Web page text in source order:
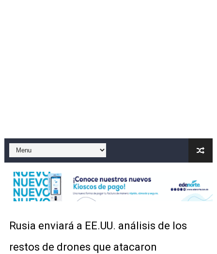
Autoridades indagan muerte de mujer en La Zurza,
Accidente en Verón deja un motorista fallecido y otra
Discusión familiar termina en muerte de un joven en
Coraasan construye parque solar de un megavatio
Irán apuesta por resistencia en disputa con Estados
Rusia enviará a EE.UU. análisis de los
restos de drones que atacaron